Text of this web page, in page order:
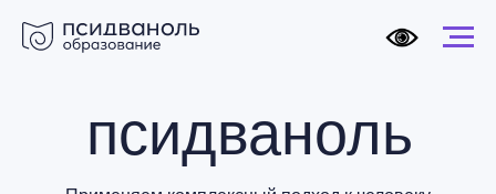
псидваноль